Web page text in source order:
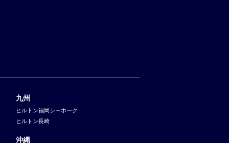
九州
ヒルトン福岡シーホーク
ヒルトン長崎
沖縄